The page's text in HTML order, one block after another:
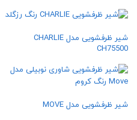
شیر ظرفشویی مدل CHARLIE
CH75500
شیر ظرفشویی مدل MOVE